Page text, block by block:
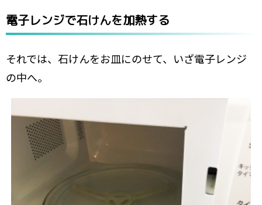
電子レンジで石けんを加熱する
それでは、石けんをお皿にのせて、いざ電子レンジ
の中へ。